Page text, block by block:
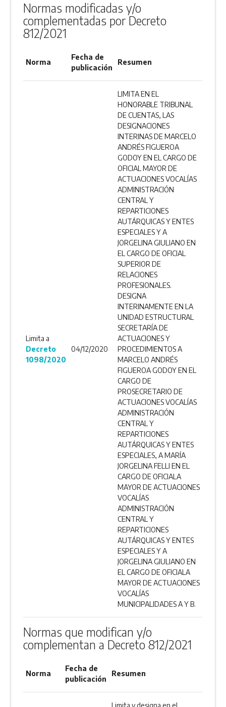
Normas modificadas y/o
complementadas por Decreto
812/2021
Norma
Fecha de
publicación
Resumen
Limita a
Decreto
1098/2020
04/12/2020
LIMITA EN EL
HONORABLE TRIBUNAL
DE CUENTAS, LAS
DESIGNACIONES
INTERINAS DE MARCELO
ANDRÉS FIGUEROA
GODOY EN EL CARGO DE
OFICIAL MAYOR DE
ACTUACIONES VOCALÍAS
ADMINISTRACIÓN
CENTRAL Y
REPARTICIONES
AUTÁRQUICAS Y ENTES
ESPECIALES Y A
JORGELINA GIULIANO EN
EL CARGO DE OFICIAL
SUPERIOR DE
RELACIONES
PROFESIONALES.
DESIGNA
INTERINAMENTE EN LA
UNIDAD ESTRUCTURAL
SECRETARÍA DE
ACTUACIONES Y
PROCEDIMIENTOS A
MARCELO ANDRÉS
FIGUEROA GODOY EN EL
CARGO DE
PROSECRETARIO DE
ACTUACIONES VOCALÍAS
ADMINISTRACIÓN
CENTRAL Y
REPARTICIONES
AUTÁRQUICAS Y ENTES
ESPECIALES, A MARÍA
JORGELINA FELLI EN EL
CARGO DE OFICIALA
MAYOR DE ACTUACIONES
VOCALÍAS
ADMINISTRACIÓN
CENTRAL Y
REPARTICIONES
AUTÁRQUICAS Y ENTES
ESPECIALES Y A
JORGELINA GIULIANO EN
EL CARGO DE OFICIALA
MAYOR DE ACTUACIONES
VOCALÍAS
MUNICIPALIDADES A Y B.
Normas que modifican y/o
complementan a Decreto 812/2021
Norma
Fecha de
publicación
Resumen
Limita y designa en el